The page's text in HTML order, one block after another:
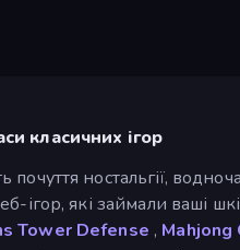
класичних ігор
почуття ностальгії,
ігор, які займали ваші
Tower Defense , Mahjong